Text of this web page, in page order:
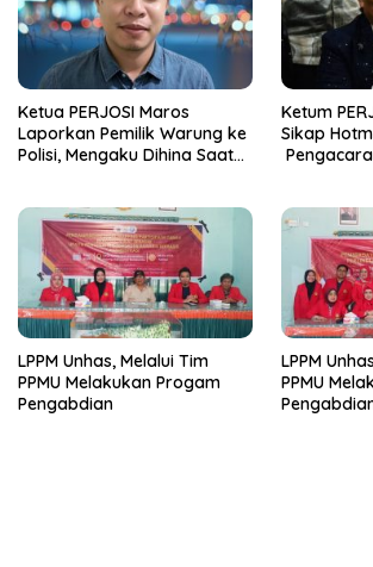
Ketua PERJOSI Maros
Laporkan Pemilik Warung ke
Polisi, Mengaku Dihina Saat
Ketum
Sikap
Wartawan
LPPM Unhas, Melalui Tim
PPMU Melakukan Progam
Pengabdian
LPPM
PPMU